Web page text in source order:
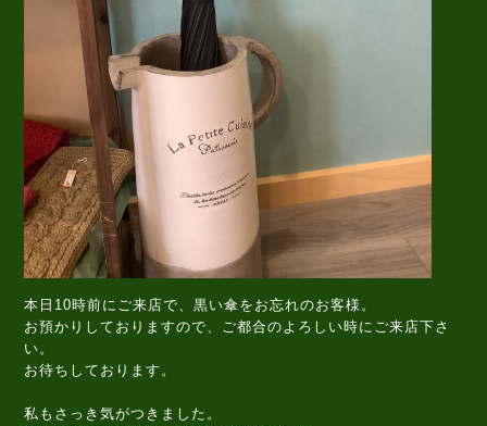
本日10時前にご来店で、黒い傘をお忘れのお客様。
お預かりしておりますので、ご都合のよろしい時にご来店下さ
い。
お待ちしております。
私もさっき気がつきました。